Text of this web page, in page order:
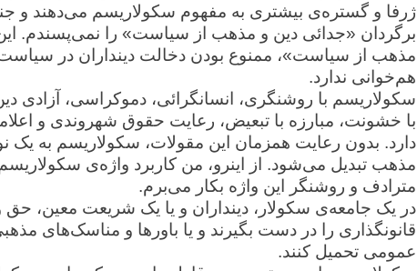
ژرفا و گستره‌ی بیشتری به مفهوم سکولاریسم می‌دهند و
برگردان «جدائی دین و مذهب از سیاست» را نمی‌پسندم.
مذهب از سیاست»، ممنوع بودن دخالت دینداران در سیاست
هم‌خوانی ندارد.
سکولاریسم با روشنگری، انسانگرائی، دموکراسی، آزادی
با خشونت، مبارزه با تبعیض، رعایت حقوق شهروندی و
دارد. بدون رعایت همزمان این مقولات، سکولاریسم به یک
مترادف و روشنگر این واژه بکار می‌برم.
در یک جامعه‌ی سکولار، دینداران و یا یک شریعت معین،
قانونگذاری را در دست بگیرند و یا باورها و مناسک‌های
عمومی تحمیل کنند.